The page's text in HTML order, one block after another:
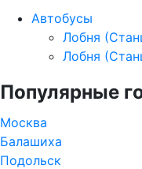
Автобусы
Лобня
Лобня
Популярные
Москва
Балашиха
Подольск